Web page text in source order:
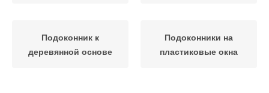
Подоконник к
деревянной основе
Подоконники на
пластиковые окна